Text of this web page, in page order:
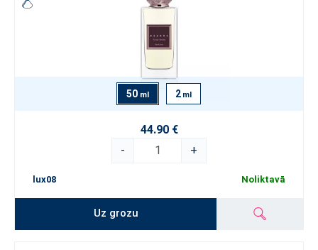
50 ml 2 ml
44.90 €
-
+
lux08 Noliktavā
Uz grozu